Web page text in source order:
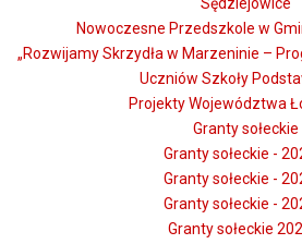
Sędziejowice
Nowoczesne Przedszkole w
„Rozwijamy Skrzydła w Marzeninie –
Uczniów Szkoły
Projekty Województwa
Granty sołeckie
Granty sołeckie -
Granty sołeckie -
Granty sołeckie -
Granty sołeckie